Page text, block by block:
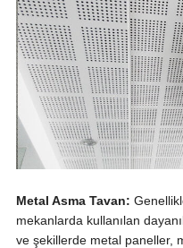
Metal Asma Tavan:
mekanlarda kullanılan
ve şekillerde metal paneller,